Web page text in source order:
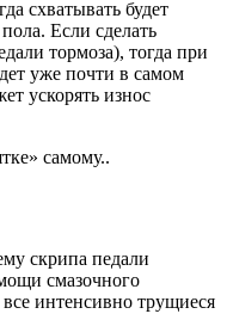
схватывать будет
Если сделать
тормоза), тогда при
уже почти в самом
ускорять износ
самому..
скрипа педали
смазочного
интенсивно трущиеся